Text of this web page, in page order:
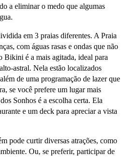
a eliminar o medo que algumas
em 3 praias diferentes. A Praia
com águas rasas e ondas que não
Bikini é a mais agitada, ideal para
astral. Nela estão localizados
de uma programação de lazer que
se você prefere um lugar mais
Sonhos é a escolha certa. Ela
e um deck para apreciar a vista
pode curtir diversas atrações, como
Ou, se preferir, participar de